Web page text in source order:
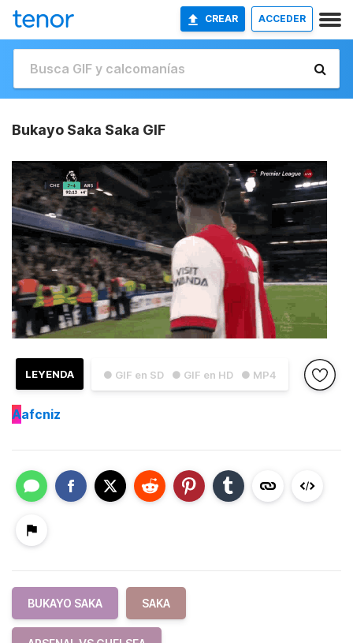
CREAR ACCEDER
Bukayo Saka Saka GIF
● GIF en SD ● GIF en HD ● MP4
LEYENDA
Aafcniz
BUKAYO SAKA SAKA